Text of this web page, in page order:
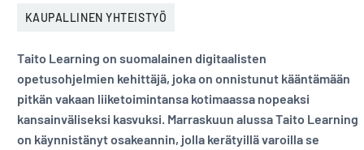
KAUPALLINEN YHTEISTYÖ
Taito Learning on suomalainen digitaalisten
opetusohjelmien kehittäjä, joka on onnistunut kääntämään
pitkän vakaan liiketoimintansa kotimaassa nopeaksi
kansainväliseksi kasvuksi. Marraskuun alussa Taito Learning
on käynnistänyt osakeannin, jolla kerätyillä varoilla se